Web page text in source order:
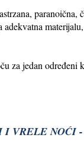
paranoična,
za jedan
VRELE NOĆI -